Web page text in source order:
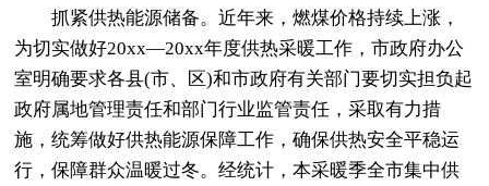
抓紧供热能源储备。近年来，燃煤价格持续上涨，
为切实做好20xx—20xx年度供热采暖工作，市政府办公
室明确要求各县(市、区)和市政府有关部门要切实担负起
政府属地管理责任和部门行业监管责任，采取有力措
施，统筹做好供热能源保障工作，确保供热安全平稳运
行，保障群众温暖过冬。经统计，本采暖季全市集中供